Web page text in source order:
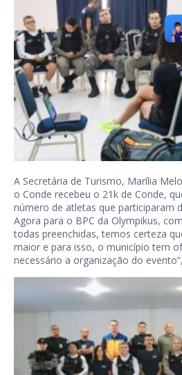
A Secretária de Turismo, Marília
o Conde recebeu o 21k de Conde,
número de atletas que participaram
Agora para o BPC da Olympikus,
todas preenchidas, temos certeza
maior e para isso, o município tem
necessário a organização do